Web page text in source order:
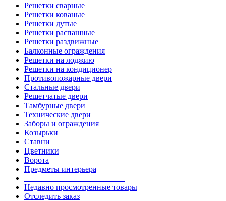
Решетки сварные
Решетки кованые
Решетки дутые
Решетки распашные
Решетки раздвижные
Балконные ограждения
Решетки на лоджию
Решетки на кондиционер
Противопожарные двери
Стальные двери
Решетчатые двери
Тамбурные двери
Технические двери
Заборы и ограждения
Козырьки
Ставни
Цветники
Ворота
Предметы интерьера
————————————–
Недавно просмотренные товары
Отследить заказ